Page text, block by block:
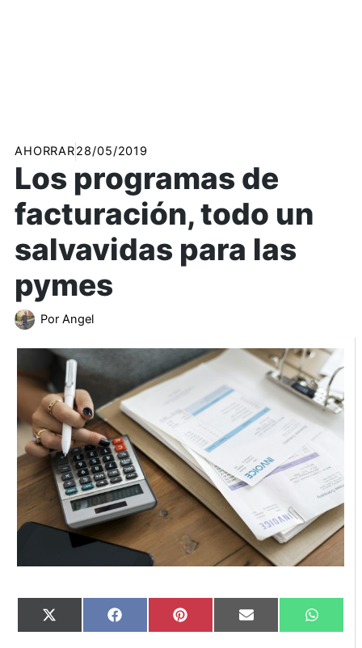
AHORRAR28/05/2019
Los programas de
facturación, todo un
salvavidas para las
pymes
Por Angel
Compartir
en
X
(Twitter)
Compartir
en
Facebook Compartir
en
Pinterest Compartir
en
Email
en